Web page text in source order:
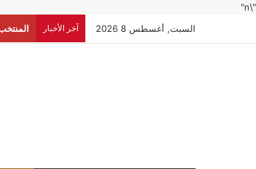
"\n"
السبت, أغسطس 8 2026
آخر الأخبار إعلام